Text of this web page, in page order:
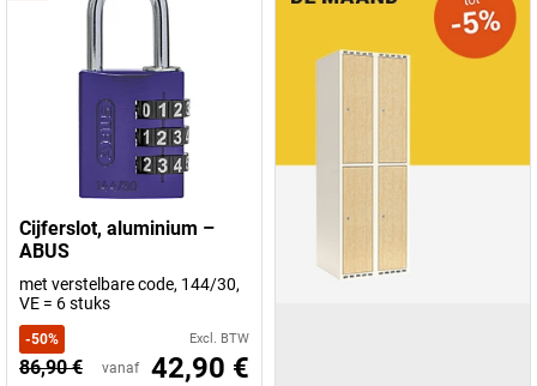
Cijferslot, aluminium –
ABUS
met verstelbare code, 144/30,
VE = 6 stuks
-50% Excl. BTW
86,90 € vanaf 42,90 €